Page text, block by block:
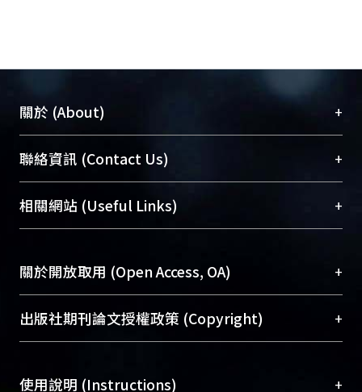
關於 (About) +
臺大位居世界頂尖大學之列，為永久珍藏及向國際
展現本校豐碩的研究成果及學術能量，圖書館整合
機構典藏（NTUR）與學術庫（AH）不同功能平
台，成為臺大學術典藏NTU scholars。期能整合研
成果。
To permanently archive and promote researcher
profiles and scholarly works, Library integrates the
services of “NTU Repository” with “Academic
聯絡資訊 (Contact Us) +
總館學科館員(Main Library)
醫學圖書館學科館員(Medical Library)
Sciences Library)
相關網站 (Useful Links) +
關於開放取用 (Open Access, OA) +
開放取用是從使用者角度提升資訊取用性的社會運
動，應用在學術研究上是透過將研究著作公開供使
用逐年攀升。同時可加速研究發展、提升研究影響
出版社期刊論文授權政策 (Copyright) +
含部分內容的版權非匯入者所有，或由第三方贊
使用說明 (Instructions) +